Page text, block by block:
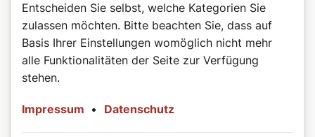
Entscheiden Sie selbst, welche Kategorien Sie
zulassen möchten. Bitte beachten Sie, dass auf
Basis Ihrer Einstellungen womöglich nicht mehr
alle Funktionalitäten der Seite zur Verfügung
stehen.
Impressum • Datenschutz